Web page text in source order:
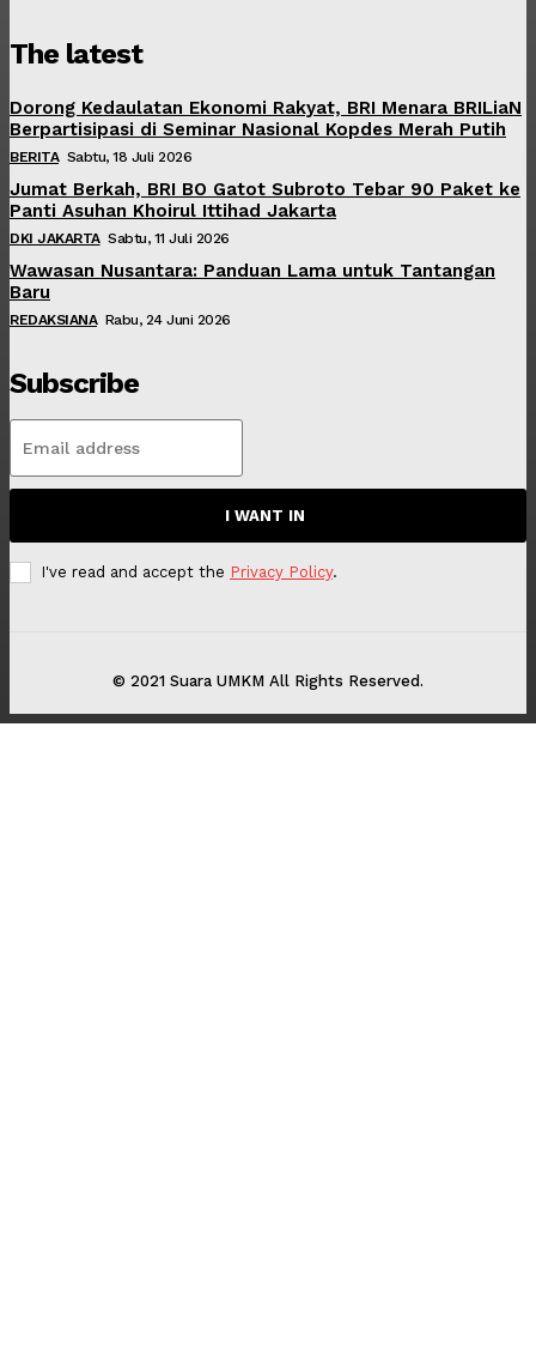
The latest
Dorong Kedaulatan Ekonomi Rakyat, BRI Menara BRILiaN
Berpartisipasi di Seminar Nasional Kopdes Merah Putih
BERITA Sabtu, 18 Juli 2026
Jumat Berkah, BRI BO Gatot Subroto Tebar 90 Paket ke
Panti Asuhan Khoirul Ittihad Jakarta
DKI JAKARTA Sabtu, 11 Juli 2026
Wawasan Nusantara: Panduan Lama untuk Tantangan
Baru
REDAKSIANA Rabu, 24 Juni 2026
Subscribe
I WANT IN
I've read and accept the Privacy Policy.
© 2021 Suara UMKM All Rights Reserved.